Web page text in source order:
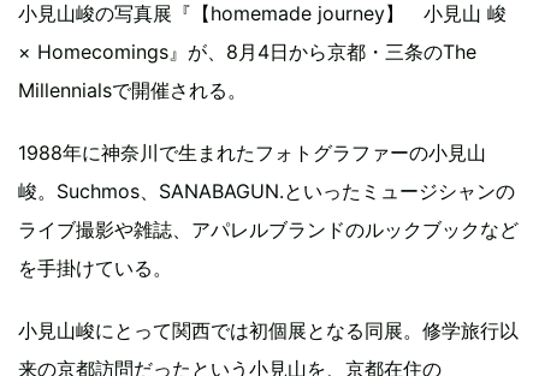
小見山峻の写真展『【homemade journey】 小見山 峻
× Homecomings』が、8月4日から京都・三条のThe
Millennialsで開催される。
1988年に神奈川で生まれたフォトグラファーの小見山
峻。Suchmos、SANABAGUN.といったミュージシャンの
ライブ撮影や雑誌、アパレルブランドのルックブックなど
を手掛けている。
小見山峻にとって関西では初個展となる同展。修学旅行以
来の京都訪問だったという小見山を、京都在住の